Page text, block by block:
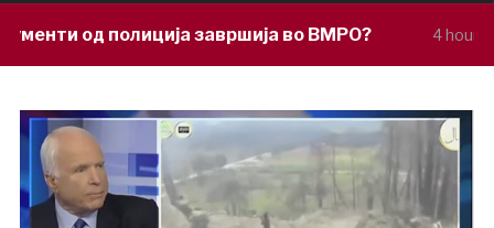
завршија во ВМРО? 4 hours ago Под